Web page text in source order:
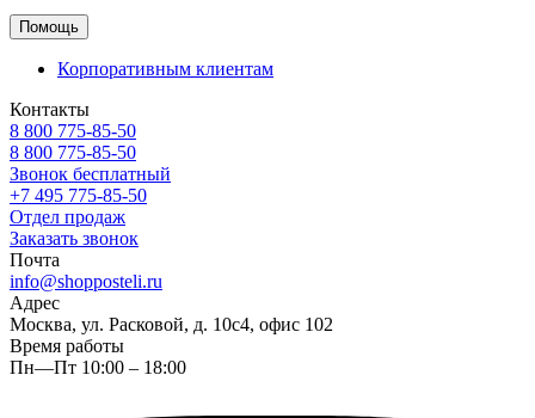
Помощь
Корпоративным клиентам
Контакты
8 800 775-85-50
8 800 775-85-50
Звонок бесплатный
+7 495 775-85-50
Отдел продаж
Заказать звонок
Почта
info@shopposteli.ru
Адрес
Москва, ул. Расковой, д. 10с4, офис 102
Время работы
Пн—Пт 10:00 – 18:00